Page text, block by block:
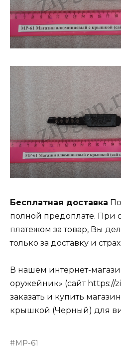
Бесплатная доставка
полной предоплате. При
платежом за товар, Вы
только за доставку и
В нашем интернет-
оружейник» (сайт https://
заказать и купить
крышкой (Черный) для
МР-61